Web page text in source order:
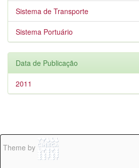
Sistema de Transporte
Sistema Portuário
Data de Publicação
2011
Theme by